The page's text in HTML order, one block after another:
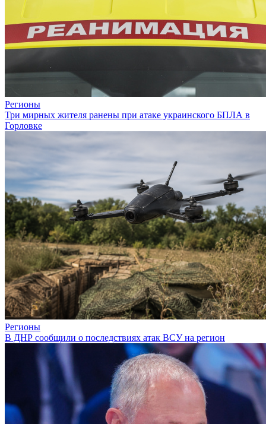
Регионы
Три мирных жителя ранены при атаке украинского БПЛА в
Горловке
Регионы
В ДНР сообщили о последствиях атак ВСУ на регион